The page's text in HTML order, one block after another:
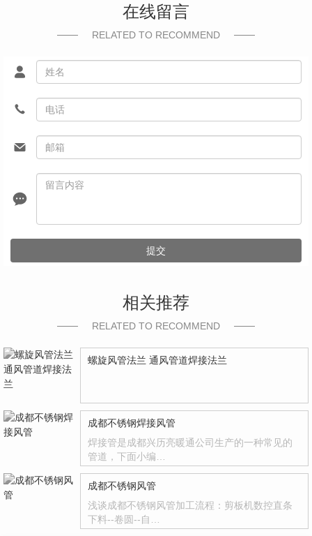
在线留言
RELATED TO RECOMMEND
提交
相关推荐
RELATED TO RECOMMEND
螺旋风管法兰 通风管道焊接法兰
成都不锈钢焊接风管
焊接管是成都兴历亮暖通公司生产的一种常见的
管道，下面小编…
成都不锈钢风管
浅谈成都不锈钢风管加工流程：剪板机数控直条
下料--卷圆--自…